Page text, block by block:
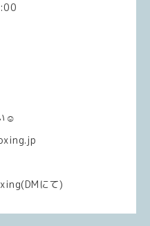
☺️
にて)